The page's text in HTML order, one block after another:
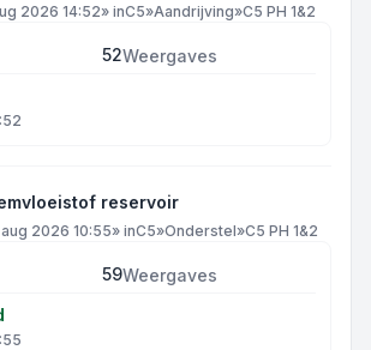
2026 14:52» inC5»Aandrijving»C5 PH 1&2
52Weergaves
reservoir
2026 10:55» inC5»Onderstel»C5 PH 1&2
59Weergaves